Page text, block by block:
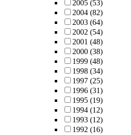
2005 (53)
2004 (82)
2003 (64)
2002 (54)
2001 (48)
2000 (38)
1999 (48)
1998 (34)
1997 (25)
1996 (31)
1995 (19)
1994 (12)
1993 (12)
1992 (16)